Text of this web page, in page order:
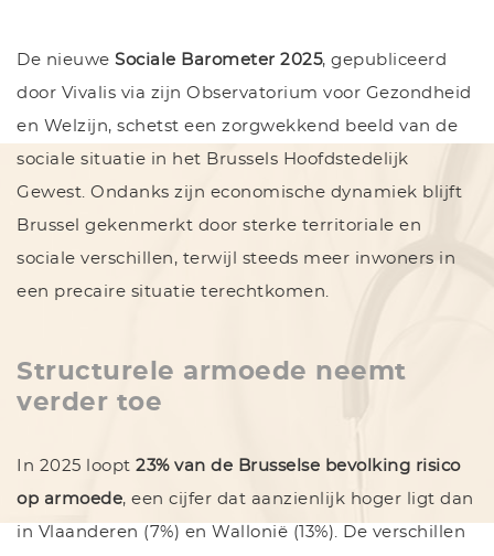
De nieuwe Sociale Barometer 2025, gepubliceerd
door Vivalis via zijn Observatorium voor Gezondheid
en Welzijn, schetst een zorgwekkend beeld van de
sociale situatie in het Brussels Hoofdstedelijk
Gewest. Ondanks zijn economische dynamiek blijft
Brussel gekenmerkt door sterke territoriale en
sociale verschillen, terwijl steeds meer inwoners in
een precaire situatie terechtkomen.
Structurele armoede neemt
verder toe
In 2025 loopt 23% van de Brusselse bevolking risico
op armoede, een cijfer dat aanzienlijk hoger ligt dan
in Vlaanderen (7%) en Wallonië (13%). De verschillen